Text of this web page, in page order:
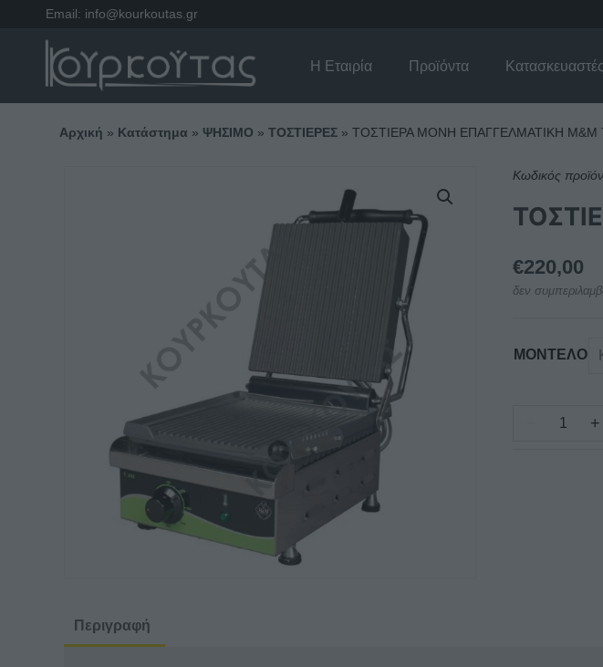
Email: info@kourkoutas.gr
Η Εταιρία Προϊόντα Κατασκευαστές
Αρχική » Κατάστημα » ΨΗΣΙΜΟ » ΤΟΣΤΙΕΡΕΣ» ΤΟΣΤΙΕΡΑ ΜΟΝΗ ΕΠΑΓΓΕΛΜΑΤΙΚΗ Μ&Μ
Κωδικός
€220,00
δεν
ΜΟΝΤΕΛΟ
ΤΟΣΤΙΕΡΑ
+
Περιγραφή